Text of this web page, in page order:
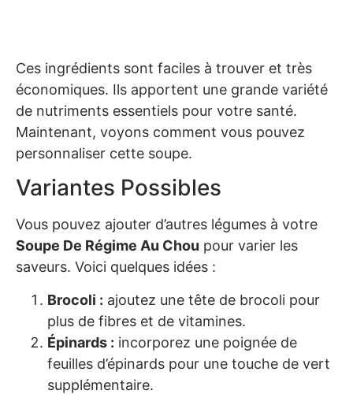
Ces ingrédients sont faciles à trouver et très
économiques. Ils apportent une grande variété
de nutriments essentiels pour votre santé.
Maintenant, voyons comment vous pouvez
personnaliser cette soupe.
Variantes Possibles
Vous pouvez ajouter d’autres légumes à votre
Soupe De Régime Au Chou pour varier les
saveurs. Voici quelques idées :
Brocoli : ajoutez une tête de brocoli pour
plus de fibres et de vitamines.
Épinards : incorporez une poignée de
feuilles d’épinards pour une touche de vert
supplémentaire.